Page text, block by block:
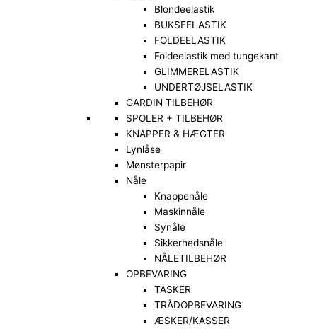
Blondeelastik
BUKSEELASTIK
FOLDEELASTIK
Foldeelastik med tungekant
GLIMMERELASTIK
UNDERTØJSELASTIK
GARDIN TILBEHØR
SPOLER + TILBEHØR
KNAPPER & HÆGTER
Lynlåse
Mønsterpapir
Nåle
Knappenåle
Maskinnåle
Synåle
Sikkerhedsnåle
NÅLETILBEHØR
OPBEVARING
TASKER
TRÅDOPBEVARING
ÆSKER/KASSER